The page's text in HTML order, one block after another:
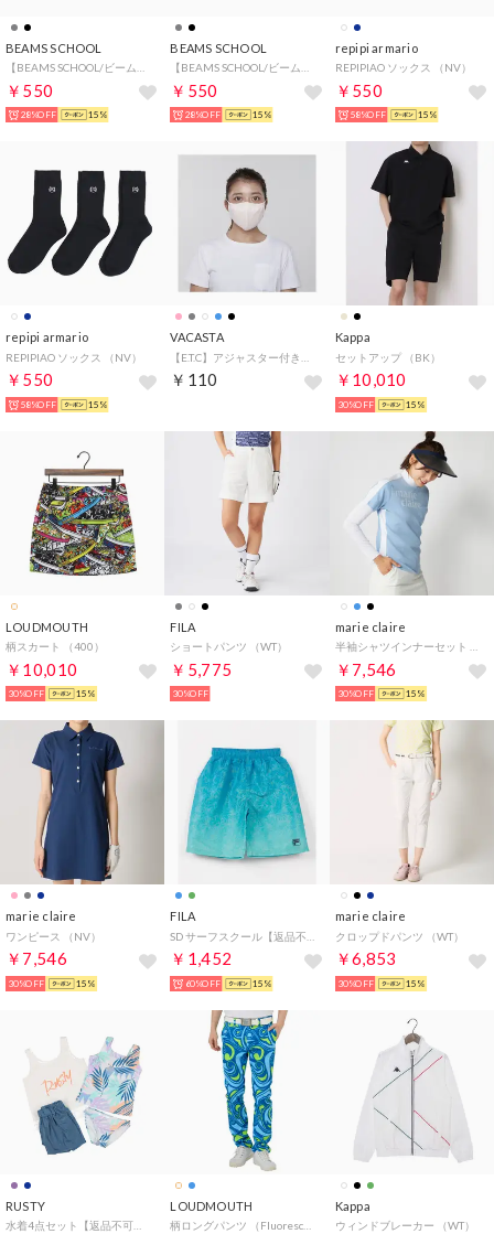
BEAMS SCHOOL
￥550
28%OFF 15%
BEAMS SCHOOL
￥550
28%OFF 15%
repipi armario
REPIPIAO ソックス （NV）
￥550
58%OFF 15%
repipi armario
REPIPIAO ソックス （NV）
￥550
58%OFF 15%
VACASTA
￥110
Kappa
セットアップ （BK）
￥10,010
30%OFF 15%
LOUDMOUTH
柄スカート （400）
￥10,010
30%OFF 15%
FILA
ショートパンツ （WT）
￥5,775
30%OFF
marie claire
￥7,546
30%OFF 15%
marie claire
ワンピース （NV）
￥7,546
30%OFF 15%
FILA
￥1,452
60%OFF 15%
marie claire
クロップドパンツ （WT）
￥6,853
30%OFF 15%
RUSTY LOUDMOUTH Kappa
ウィンドブレーカー （WT）